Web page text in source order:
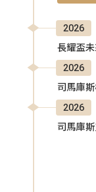
2026
長耀盃
2026
司馬庫
2026
司馬庫